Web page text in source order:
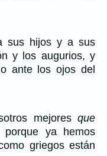
sus hijos y a sus
y los augurios, y
ante los ojos del
mejores que
ya hemos
griegos están